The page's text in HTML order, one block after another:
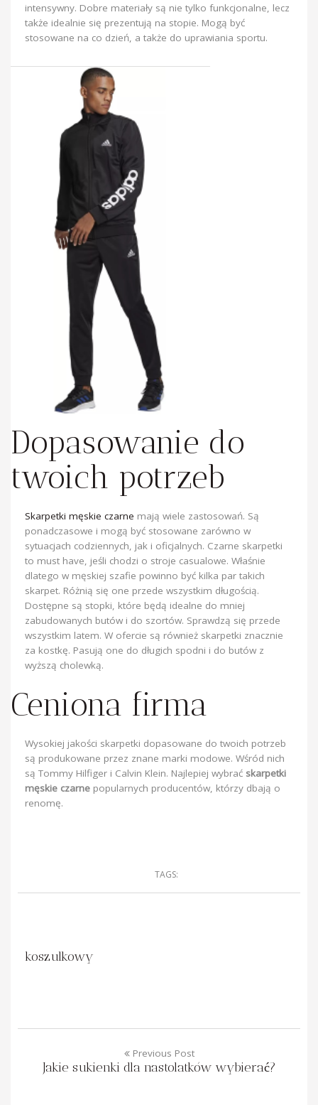
intensywny. Dobre materiały są nie tylko funkcjonalne, lecz
także idealnie się prezentują na stopie. Mogą być
stosowane na co dzień, a także do uprawiania sportu.
Dopasowanie do
twoich potrzeb
Skarpetki męskie czarne mają wiele zastosowań. Są
ponadczasowe i mogą być stosowane zarówno w
sytuacjach codziennych, jak i oficjalnych. Czarne skarpetki
to must have, jeśli chodzi o stroje casualowe. Właśnie
dlatego w męskiej szafie powinno być kilka par takich
skarpet. Różnią się one przede wszystkim długością.
Dostępne są stopki, które będą idealne do mniej
zabudowanych butów i do szortów. Sprawdzą się przede
wszystkim latem. W ofercie są również skarpetki znacznie
za kostkę. Pasują one do długich spodni i do butów z
wyższą cholewką.
Ceniona firma
Wysokiej jakości skarpetki dopasowane do twoich potrzeb
są produkowane przez znane marki modowe. Wśród nich
są Tommy Hilfiger i Calvin Klein. Najlepiej wybrać skarpetki
męskie czarne popularnych producentów, którzy dbają o
renomę.
TAGS:
koszulkowy
Previous Post
Jakie sukienki dla nastolatków wybierać?